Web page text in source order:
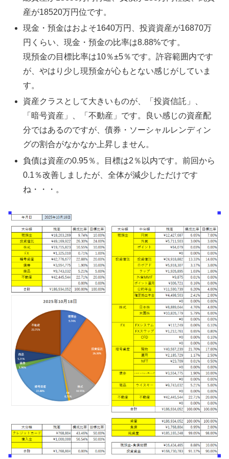
産が18520万円位です。
現金・預金はおよそ1640万円、投資資産が16870万
円くらい、現金・預金の比率は8.88%です。
現預金の目標比率は10％±5％です。許容範囲内です
が、やはり少し現預金が心もとない感じがしていま
す。
資産クラスとして大きいものが、「投資信託」、
「暗号資産」、「不動産」です。良い感じの資産配
分ではあるのですが、債券・ソーシャルレンディン
グの割合がなかなか上昇しません。
負債は資産の0.95％。目標は2％以内です。前回から
0.1％改善しましたが、全体が減少しただけです
ね・・・。